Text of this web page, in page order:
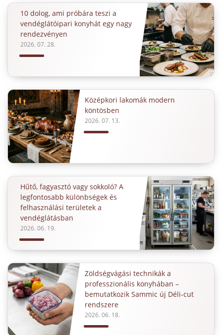
10 dolog, ami próbára teszi a
vendéglátóipari konyhát egy nagy
rendezvényen
2026. 07. 28.
Középkori lakomák modern
köntösben
2026. 07. 13.
Hűtő, fagyasztó vagy sokkoló? A
legfontosabb különbségek és
felhasználási területek a
vendéglátásban
2026. 06. 19.
Zöldségvágási technikák a
professzionális konyhában –
bemutatkozik Sammic új Déli-cut
rendszere
2026. 06. 18.